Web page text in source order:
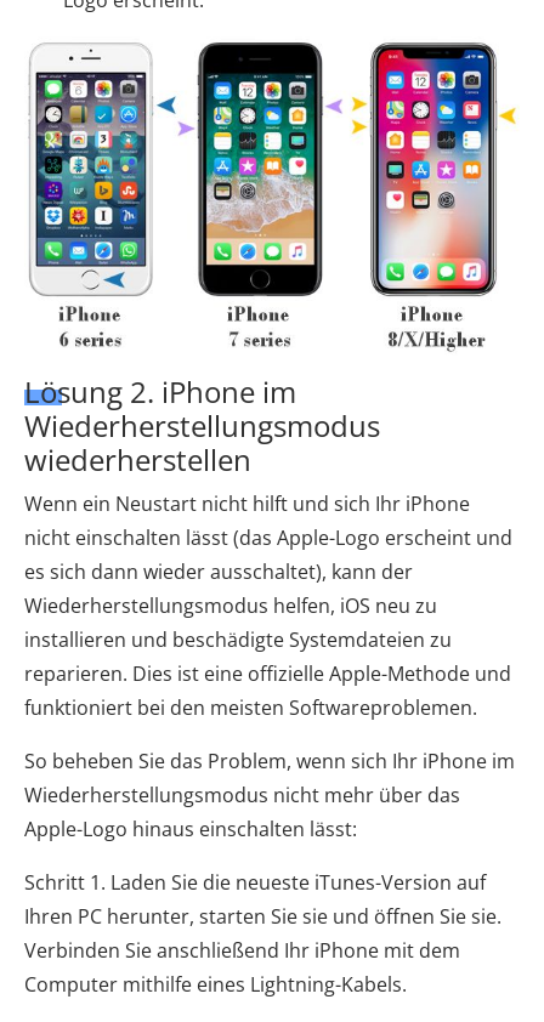
Lösung 2. iPhone im
Wiederherstellungsmodus
wiederherstellen
Wenn ein Neustart nicht hilft und sich Ihr iPhone
nicht einschalten lässt (das Apple-Logo erscheint und
es sich dann wieder ausschaltet), kann der
Wiederherstellungsmodus helfen, iOS neu zu
installieren und beschädigte Systemdateien zu
reparieren. Dies ist eine offizielle Apple-Methode und
funktioniert bei den meisten Softwareproblemen.
So beheben Sie das Problem, wenn sich Ihr iPhone im
Wiederherstellungsmodus nicht mehr über das
Apple-Logo hinaus einschalten lässt:
Schritt 1. Laden Sie die neueste iTunes-Version auf
Ihren PC herunter, starten Sie sie und öffnen Sie sie.
Verbinden Sie anschließend Ihr iPhone mit dem
Computer mithilfe eines Lightning-Kabels.